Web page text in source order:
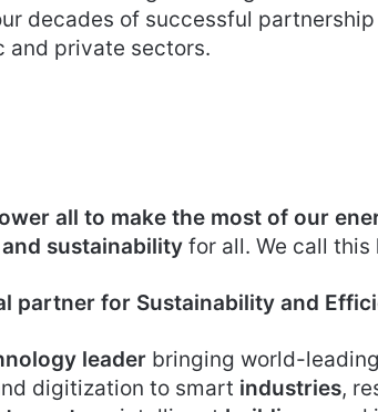
decades of successful partnership
and private sectors.
all to make the most of our
sustainability for all. We call this
partner for Sustainability and
leader bringing world-
digitization to smart industries,